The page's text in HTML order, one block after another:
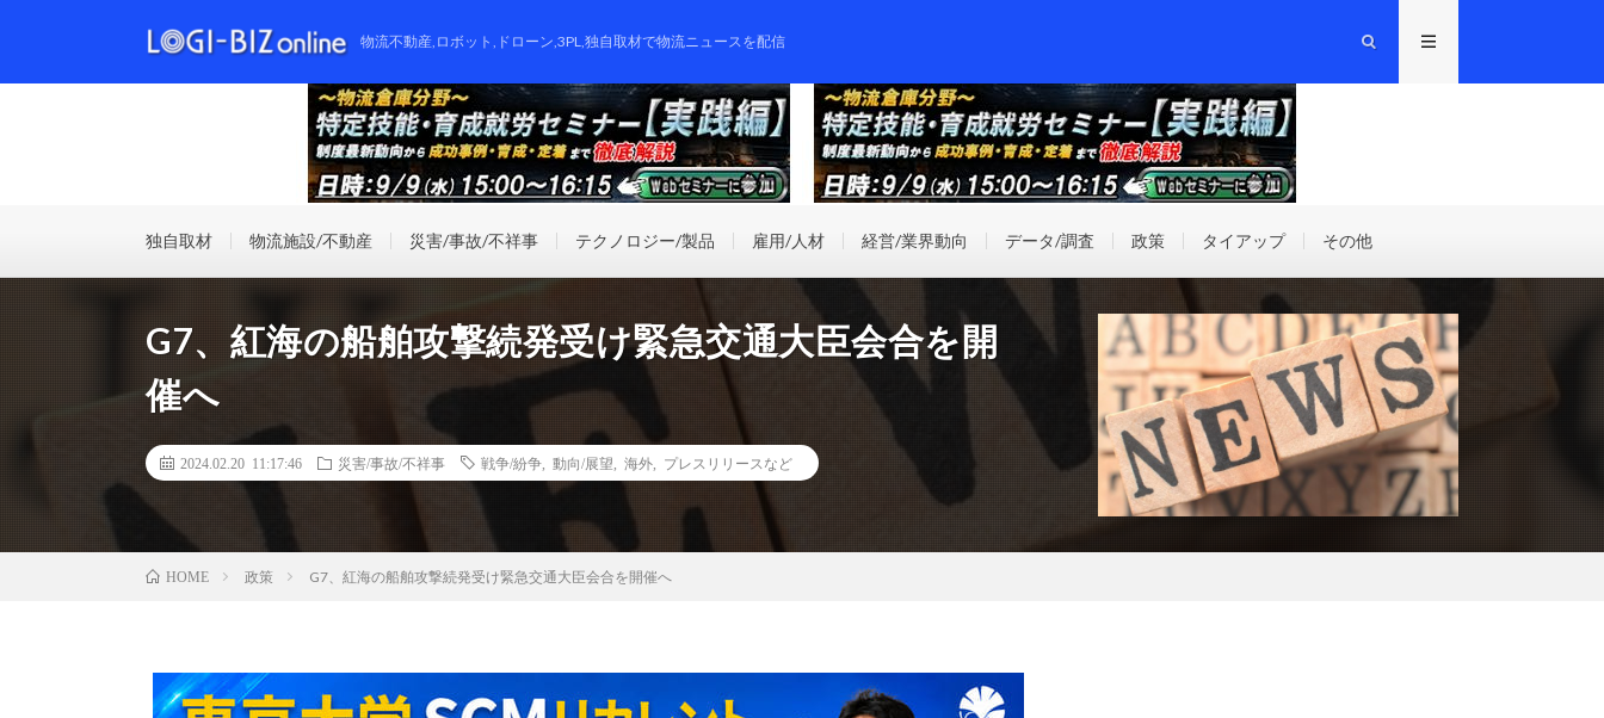
物流不動産,ロボット,ドローン,3PL,独自取材で物流ニュースを配信
独自取材 物流施設/不動産 災害/事故/不祥事 テクノロジー/製品 雇用/人材 経営/業界動向 データ/調査 政策 タイアップ その他
G7、紅海の船舶攻撃続発受け緊急交通大臣会合を開
催へ
2024.02.20 11:17:46 災害/事故/不祥事 戦争/紛争 動向/展望 海外 プレスリリースなど
HOME 政策 G7、紅海の船舶攻撃続発受け緊急交通大臣会合を開催へ